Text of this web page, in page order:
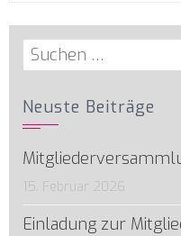
Suchen
Neuste Beiträge
15. Februar 2026
Einladung zur